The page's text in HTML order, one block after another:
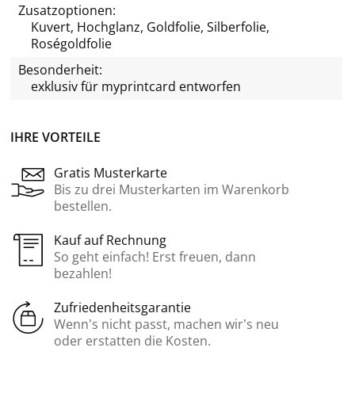
IHRE VORTEILE
Gratis Musterkarte
Bis zu drei Musterkarten im Warenkorb
bestellen.
Kauf auf Rechnung
So geht einfach! Erst freuen, dann
bezahlen!
Zufriedenheitsgarantie
Wenn’s nicht passt, machen wir’s neu
oder erstatten die Kosten.
Zusatzoptionen:
Kuvert, Hochglanz, Goldfolie, Silberfolie,
Roségoldfolie
Besonderheit:
exklusiv für myprintcard entworfen